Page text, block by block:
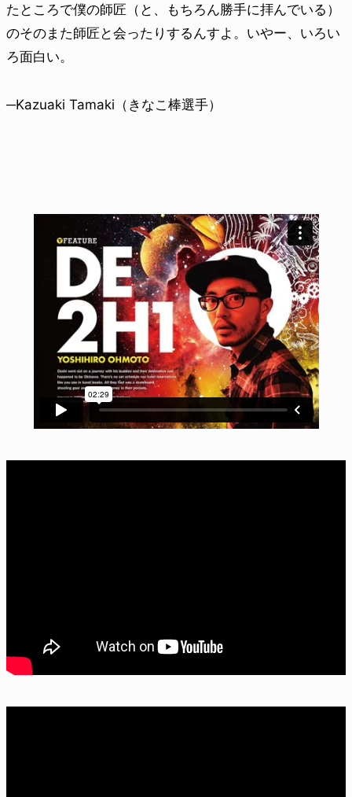
たところで僕の師匠（と、もちろん勝手に拝んでいる）
のそのまた師匠と会ったりするんすよ。いやー、いろい
ろ面白い。
─Kazuaki Tamaki（きなこ棒選手）